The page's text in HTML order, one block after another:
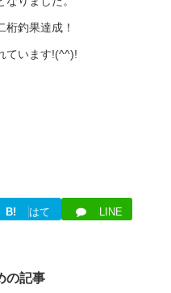
釣果達成！
ています!(^^)!
B!
はて
LINE
の記事